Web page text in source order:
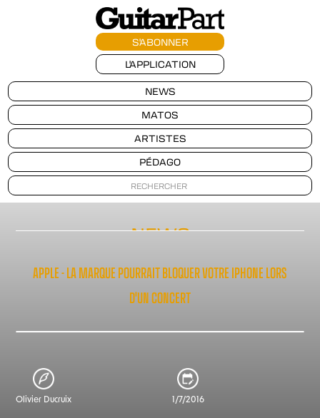
S'ABONNER
L'APPLICATION
NEWS
MATOS
ARTISTES
PÉDAGO
NEWS
APPLE - LA MARQUE POURRAIT BLOQUER VOTRE IPHONE LORS
D'UN CONCERT
Olivier Ducruix 1/7/2016